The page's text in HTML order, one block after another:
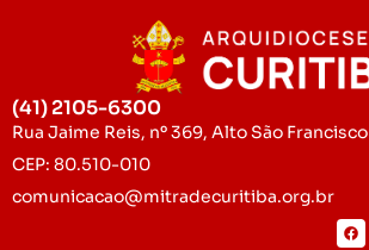
(41) 2105-6300
Rua Jaime Reis, nº 369, Alto São Francisco
CEP: 80.510-010
comunicacao@mitradecuritiba.org.br